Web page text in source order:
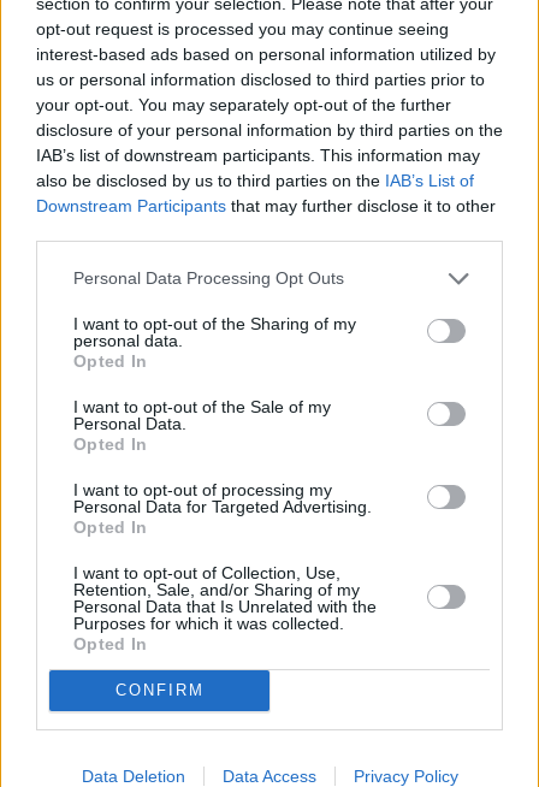
opt-out request is processed you may continue seeing
interest-based ads based on personal information utilized by
us or personal information disclosed to third parties prior to
your opt-out. You may separately opt-out of the further
disclosure of your personal information by third parties on the
IAB’s list of downstream participants. This information may
also be disclosed by us to third parties on the IAB’s List of
Downstream Participants that may further disclose it to other
Personal Data Processing Opt Outs
I want to opt-out of the Sharing of my
personal data.
Opted In
I want to opt-out of the Sale of my
Personal Data.
Opted In
I want to opt-out of processing my
Personal Data for Targeted Advertising.
Opted In
I want to opt-out of Collection, Use,
Retention, Sale, and/or Sharing of my
Personal Data that Is Unrelated with the
Purposes for which it was collected.
Opted In
CONFIRM
Data Deletion Data Access Privacy Policy
2/5: Azerspace 1 (46E): NTV (Naxçivan TV)
Na freq. 11135/H (SR 30000, FEC 5/6, DVB-S2/8PSK) odstartoval program
2/5: Azerspace 1 (46E): MY5 HD
Na freq. 11135/H skončil program MY5 HD
2/5: TurkmenAlem52E (52,0E): Datis TV
Na freq. 10887/V (SR 27500, FEC 2/3, DVB-S) byl původní program Ronix
nahrazen stanicí DATIS TV
PADEL TV HD (PADEL TIME TV HD). CA Nagra MA + Viaccess
1/5: Eutelsat Hot Bird (13E): GinX HD
zakódována
1/5: Eutelsat Hot Bird (13E): KICC TV
Na freq. 12520/V skončil program KICC TV. Vysílání nyní pokračuje na kmit.
1/5: Eutelsat Hot Bird (13E): Amazing Facts, Firslight
Na freq. 12520/V skončily programy AMAZING FACTS, FIRSLIGHT. Vysílání
1/5: Eutelsat 16A (16E): O Kanal
Na freq. 11401/V (SR 17500, FEC 3/4, DVB-S2/8PSK, T2-MI/PLP 0) obnovila
vysílání stanice O KANAL
- web o satelitní, terestrické a kabelové televizi, ©
O webu parabola.cz•O souborech cookies
Dovolená u moře•Bazény